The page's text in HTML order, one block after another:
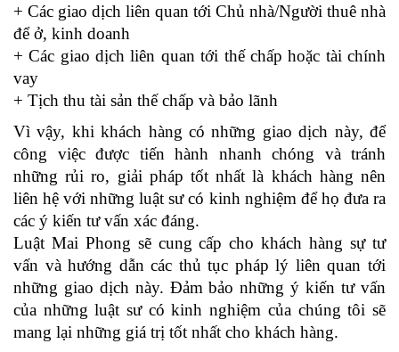
+ Các giao dịch liên quan tới Chủ nhà/Người thuê nhà
để ở, kinh doanh
+ Các giao dịch liên quan tới thế chấp hoặc tài chính
vay
+ Tịch thu tài sản thế chấp và bảo lãnh
Vì vậy, khi khách hàng có những giao dịch này, để
công việc được tiến hành nhanh chóng và tránh
những rủi ro, giải pháp tốt nhất là khách hàng nên
liên hệ với những luật sư có kinh nghiệm để họ đưa ra
các ý kiến tư vấn xác đáng.
Luật Mai Phong sẽ cung cấp cho khách hàng sự tư
vấn và hướng dẫn các thủ tục pháp lý liên quan tới
những giao dịch này. Đảm bảo những ý kiến tư vấn
của những luật sư có kinh nghiệm của chúng tôi sẽ
mang lại những giá trị tốt nhất cho khách hàng.